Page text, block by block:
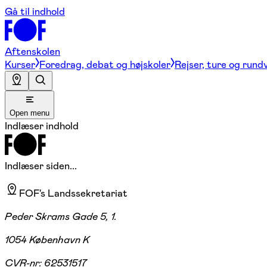
Gå til indhold
Aftenskolen
Kurser Foredrag, debat og højskoler Rejser, ture og
Open menu
Indlæser indhold
Indlæser siden...
FOF's Landssekretariat
Peder Skrams Gade 5, 1.
1054 København K
CVR-nr: 62531517